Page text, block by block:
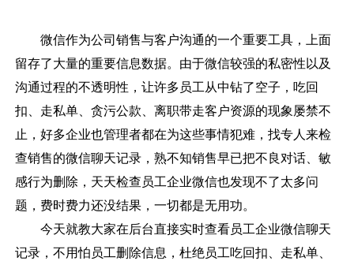
微信作为公司销售与客户沟通的一个重要工具，上面
留存了大量的重要信息数据。由于微信较强的私密性以及
沟通过程的不透明性，让许多员工从中钻了空子，吃回
扣、走私单、贪污公款、离职带走客户资源的现象屡禁不
止，好多企业也管理者都在为这些事情犯难，找专人来检
查销售的微信聊天记录 ，熟不知销售早已把不良对话、敏
感行为删除，天天检查员工企业微信也发现不了太多问
题，费时费力还没结果，一切都是无用功。
今天就教大家在后台直接实时查看员工企业微信聊天
记录，不用怕员工删除信息，杜绝员工吃回扣、走私单、